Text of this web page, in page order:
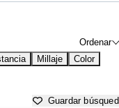
Ordenar
Millaje Color
Guardar